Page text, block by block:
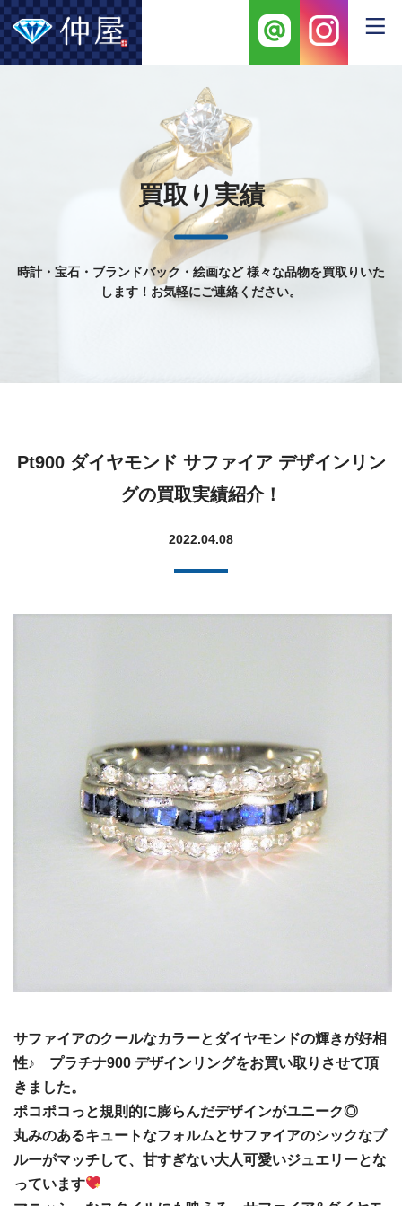
買取り実績
時計・宝石・ブランドバック・絵画など様々な品物を買取りいた
します！お気軽にご連絡ください。
Pt900 ダイヤモンド サファイア デザインリン
グの買取実績紹介！
2022.04.08
サファイアのクールなカラーとダイヤモンドの輝きが好相
性♪ プラチナ900 デザインリングをお買い取りさせて頂
きました。
ポコポコっと規則的に膨らんだデザインがユニーク◎
丸みのあるキュートなフォルムとサファイアのシックなブ
ルーがマッチして、甘すぎない大人可愛いジュエリーとな
っています